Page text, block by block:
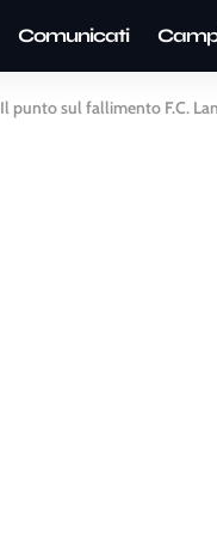
Comunicati
Il punto sul fallimento F.C.